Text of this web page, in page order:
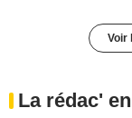
Voir
La rédac'